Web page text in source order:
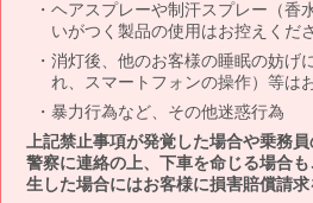
ヘアスプレーや制汗スプレー（香
いがつく製品の使用はお控えくださ
消灯後、他のお客様の睡眠の妨げ
れ、スマートフォンの操作）等は
暴力行為など、その他迷惑行為
上記禁止事項が発覚した場合や乗務
警察に連絡の上、下車を命じる場合
生した場合にはお客様に損害賠償請求